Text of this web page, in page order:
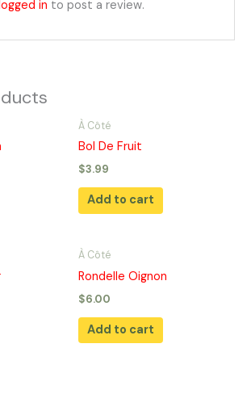
in to post a review.
À Côté
Bol De Fruit
$3.99
Add to cart
À Côté
Rondelle Oignon
$6.00
Add to cart